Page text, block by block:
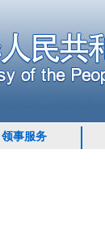
领事服务